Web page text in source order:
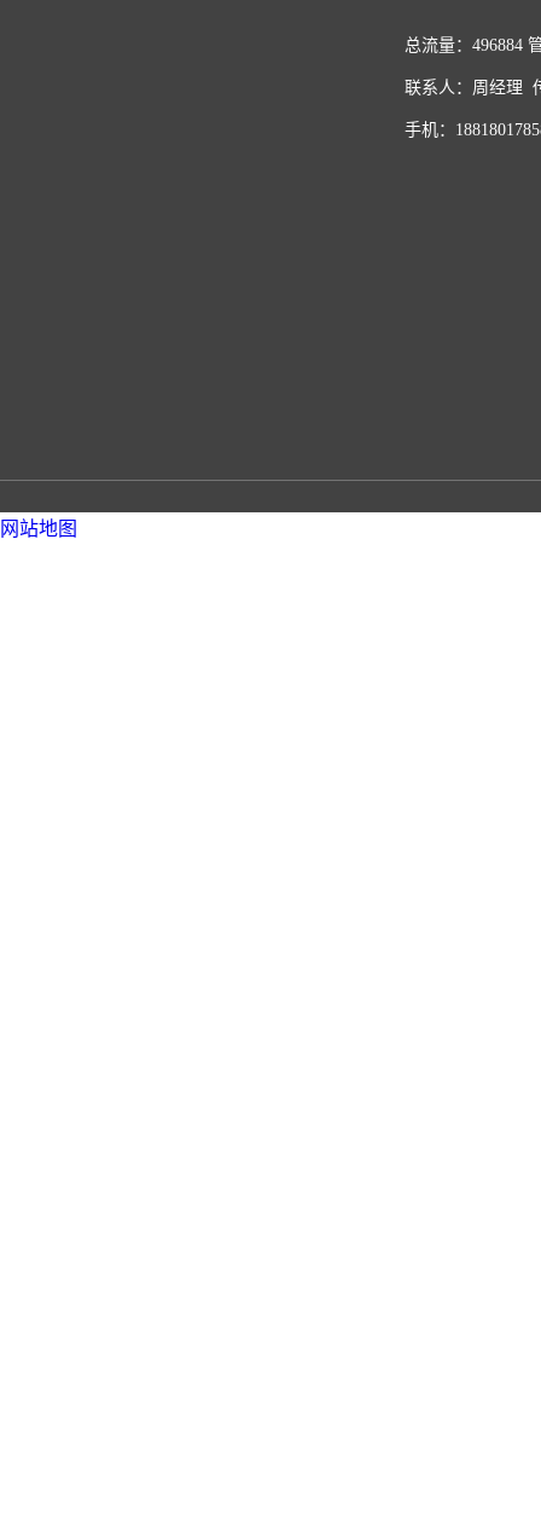
总流量：496884
联系人：周经理
手机：
网站地图